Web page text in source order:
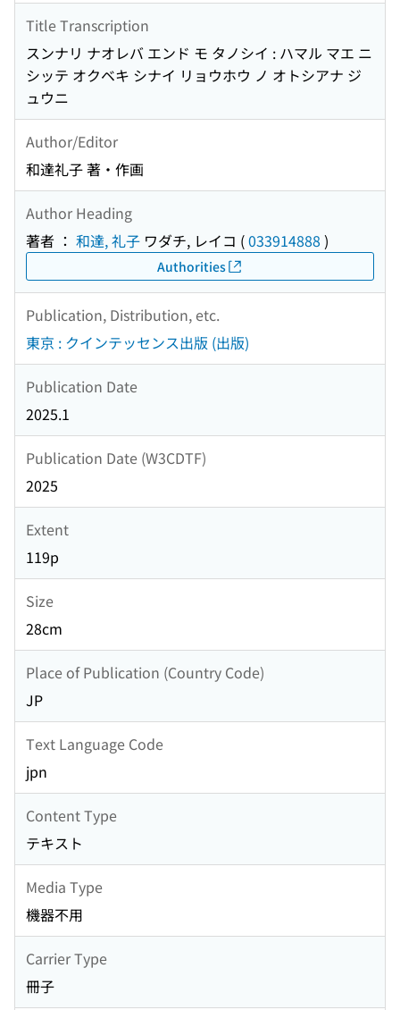
Title Transcription
スンナリ ナオレバ エンド モ タノシイ : ハマル マエ ニ
シッテ オクベキ シナイ リョウホウ ノ オトシアナ ジ
ュウニ
Author/Editor
和達礼子 著・作画
Author Heading
著者 ： 和達, 礼子 ワダチ, レイコ (033914888 )
Authorities
Publication, Distribution, etc.
東京 : クインテッセンス出版 (出版)
Publication Date
2025.1
Publication Date (W3CDTF)
2025
Extent
119p
Size
28cm
Place of Publication (Country Code)
JP
Text Language Code
jpn
Content Type
テキスト
Media Type
機器不用
Carrier Type
冊子